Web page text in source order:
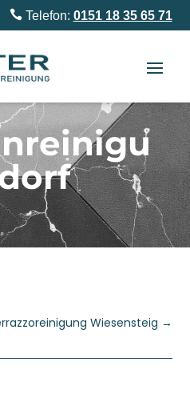
Telefon: 0151 18 35 65 71
Wiesensteig →